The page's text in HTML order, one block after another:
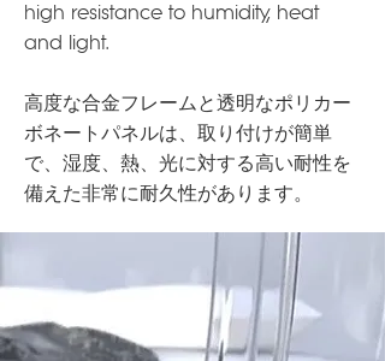
high resistance to humidity, heat
and light.
高度な合金フレームと透明なポリカー
ボネートパネルは、取り付けが簡単
で、湿度、熱、光に対する高い耐性を
備えた非常に耐久性があります。